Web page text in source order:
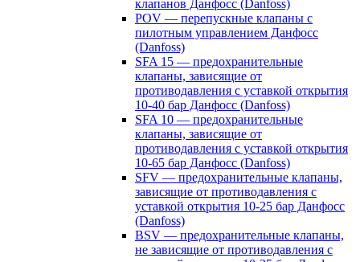
клапанов Данфосс (Danfoss)
POV — перепускные клапаны с
пилотным управлением Данфосс
(Danfoss)
SFA 15 — предохранительные
клапаны, зависящие от
противодавления с уставкой открытия
10-40 бар Данфосс (Danfoss)
SFA 10 — предохранительные
клапаны, зависящие от
противодавления с уставкой открытия
10-65 бар Данфосс (Danfoss)
SFV — предохранительные клапаны,
зависящие от противодавления с
уставкой открытия 10-25 бар Данфосс
(Danfoss)
BSV — предохранительные клапаны,
не зависящие от противодавления с